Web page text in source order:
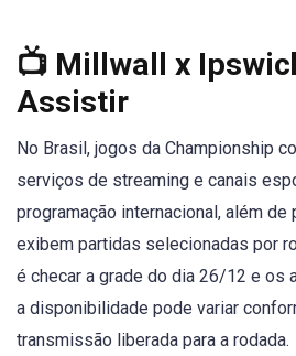
📺 Millwall x
Assistir
No Brasil, jogos da Championship
serviços de streaming e canais
programação internacional, além de
exibem partidas selecionadas por
é checar a grade do dia 26/12 e os
a disponibilidade pode variar
transmissão liberada para a rodada.